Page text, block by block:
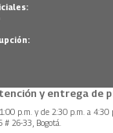
y entrega de
p.m. y de 2:30 p.m. a 4:30
26-33, Bogotá.